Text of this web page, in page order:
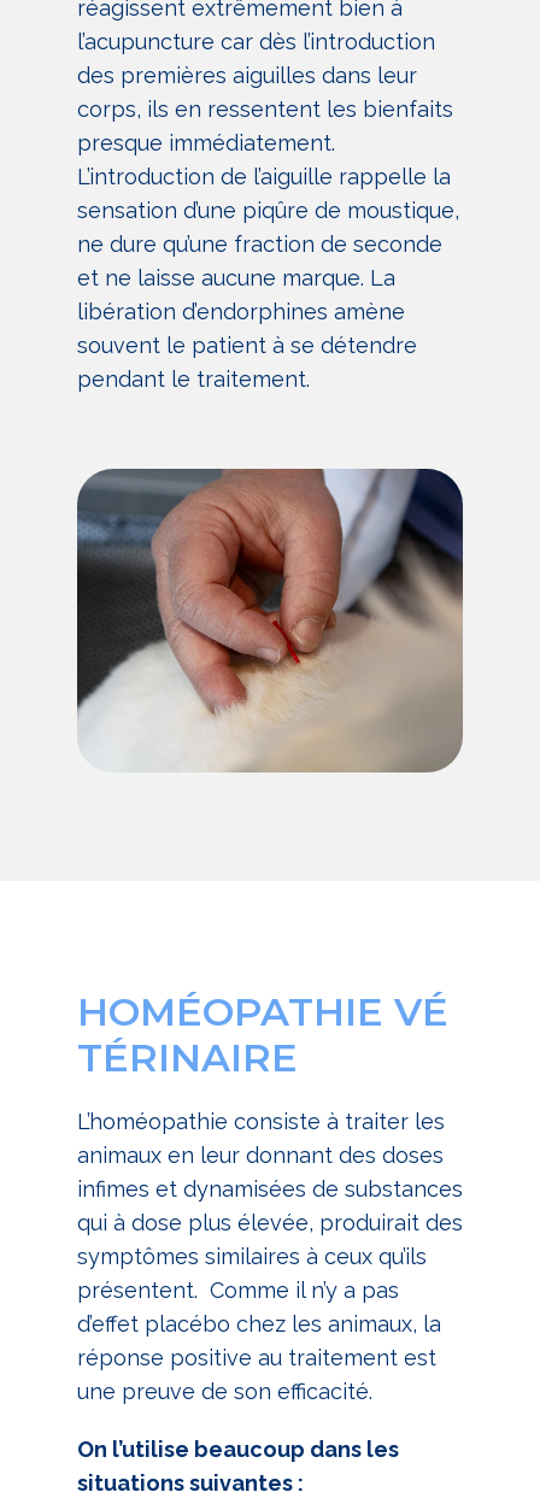
réagissent extrêmement bien à
l’acupuncture car dès l’introduction
des premières aiguilles dans leur
corps, ils en ressentent les bienfaits
presque immédiatement.
L’introduction de l’aiguille rappelle la
sensation d’une piqûre de moustique,
ne dure qu’une fraction de seconde
et ne laisse aucune marque. La
libération d’endorphines amène
souvent le patient à se détendre
pendant le traitement.
HOMÉOPATHIE VÉ
TÉRINAIRE
L’homéopathie consiste à traiter les
animaux en leur donnant des doses
infimes et dynamisées de substances
qui à dose plus élevée, produirait des
symptômes similaires à ceux qu’ils
présentent. Comme il n’y a pas
d’effet placébo chez les animaux, la
réponse positive au traitement est
une preuve de son efficacité.
On l’utilise beaucoup dans les
situations suivantes :